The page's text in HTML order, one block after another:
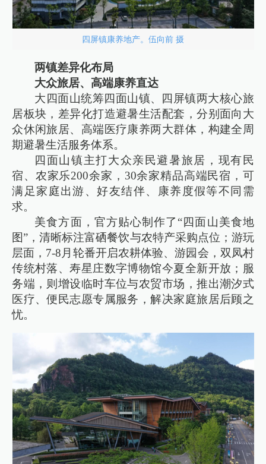
四屏镇康养地产。伍向前 摄
两镇差异化布局
大众旅居、高端康养直达
大四面山统筹四面山镇、四屏镇两大核心旅
居板块，差异化打造避暑生活配套，分别面向大
众休闲旅居、高端医疗康养两大群体，构建全周
期避暑生活服务体系。
四面山镇主打大众亲民避暑旅居，现有民
宿、农家乐200余家，30余家精品高端民宿，可
满足家庭出游、好友结伴、康养度假等不同需
求。
美食方面，官方贴心制作了“四面山美食地
图”，清晰标注富硒餐饮与农特产采购点位；游玩
层面，7-8月轮番开启农耕体验、游园会，双凤村
传统村落、寿星庄数字博物馆今夏全新开放；服
务端，则增设临时车位与农贸市场，推出潮汐式
医疗、便民志愿专属服务，解决家庭旅居后顾之
忧。